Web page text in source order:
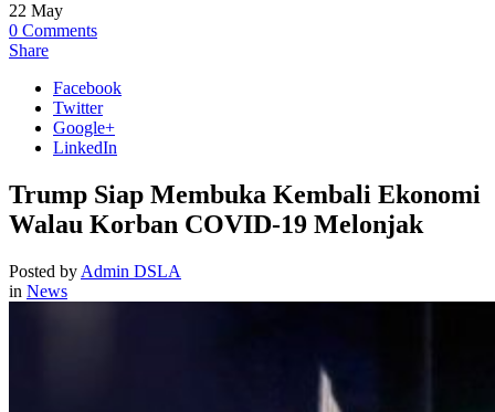
22 May
0 Comments
Share
Facebook
Twitter
Google+
LinkedIn
Trump Siap Membuka Kembali Ekonomi
Walau Korban COVID-19 Melonjak
Posted by Admin DSLA
in News